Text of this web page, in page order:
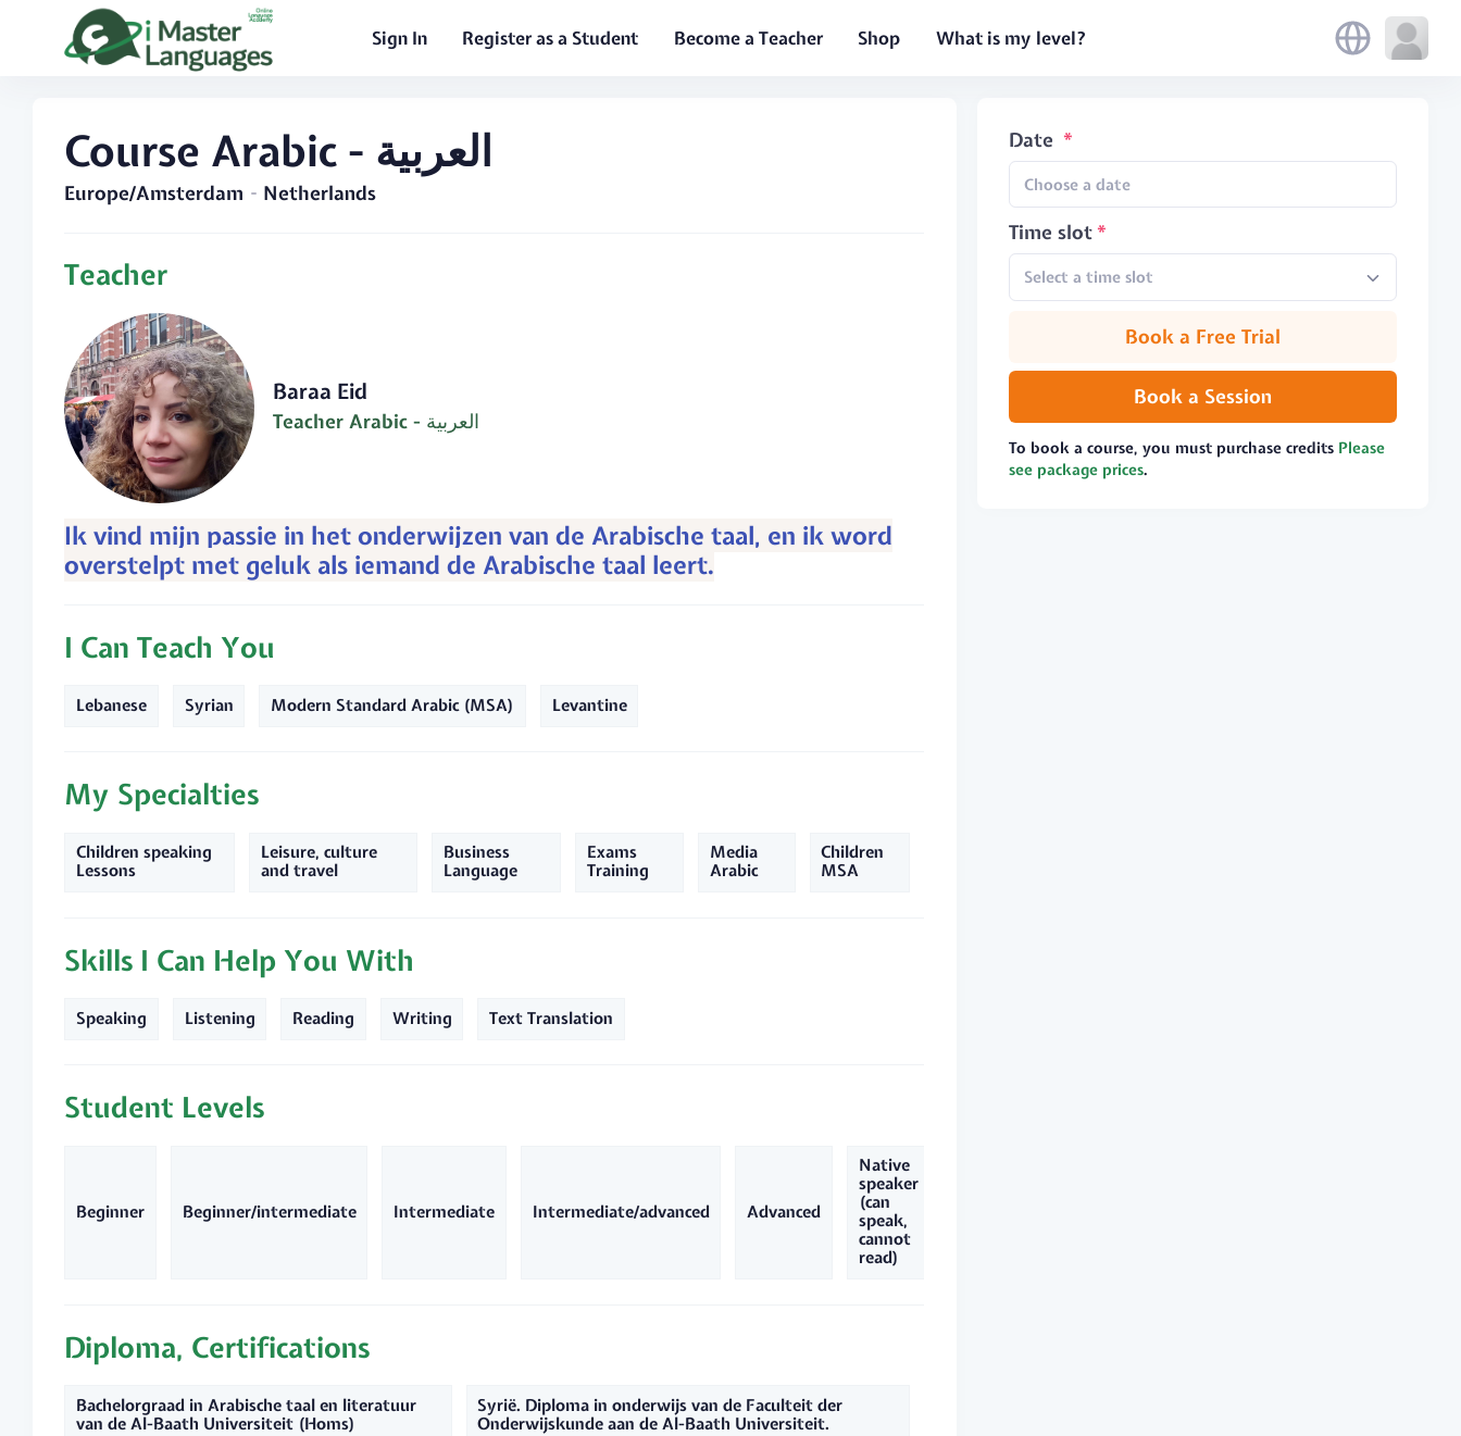
Sign In Register as a Student Become a Teacher Shop What is my level?
Course Arabic - العربية
Europe/Amsterdam Netherlands
Teacher
Baraa Eid
Teacher Arabic - العربية
Ik vind mijn passie in het onderwijzen van de Arabische taal, en ik word
overstelpt met geluk als iemand de Arabische taal leert.
I Can Teach You
Lebanese Syrian Modern Standard Arabic (MSA) Levantine
My Specialties
Children speaking
Lessons
Leisure, culture
and travel
Business
Language
Exams
Training
Media
Arabic
Children
MSA
Skills I Can Help You With
Speaking Listening Reading Writing Text Translation
Student Levels
Beginner Beginner/intermediate Intermediate Intermediate/advanced Advanced
Native
speaker
(can
speak,
cannot
read)
Diploma, Certifications
Bachelorgraad in Arabische taal en literatuur
van de Al-Baath Universiteit (Homs)
Syrië. Diploma in onderwijs van de Faculteit der
Onderwijskunde aan de Al-Baath Universiteit.
Date
Time slot
Select a time slot
Book a Free Trial
Book a Session
To book a course, you must purchase credits Please
see package prices.